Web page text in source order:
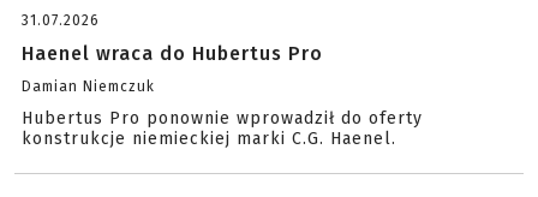
31.07.2026
Haenel wraca do Hubertus Pro
Damian Niemczuk
Hubertus Pro ponownie wprowadził do oferty
konstrukcje niemieckiej marki C.G. Haenel.